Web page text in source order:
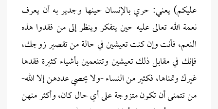
عليكم) يعني: حري بالإنسان حينها وجدير به أن يعرف
نعمة الله تعالى عليه حين يتفكر وينظر إلى من فقدوا هذه
النعم، فأنت وإن كنت تعيشين في حالة من تقصير زوجك،
فإنك في مقابل ذلك تعيشين وتتنعمين بأشياء كثيرة فقدها
غيرك وتمناها، فكثير من النساء -ولا يحصي عددهن إلا الله-
من تتمنى أن تكون متزوجة على أي حال كان، وأكثر منهن